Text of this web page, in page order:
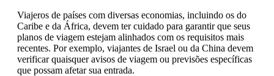
Viajeros de países com diversas economias, incluindo os do
Caribe e da África, devem ter cuidado para garantir que seus
planos de viagem estejam alinhados com os requisitos mais
recentes. Por exemplo, viajantes de Israel ou da China devem
verificar quaisquer avisos de viagem ou previsões específicas
que possam afetar sua entrada.